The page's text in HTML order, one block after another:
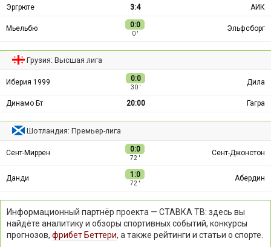
Эргрюте 3:4 АИК
Мьельбю 0:0
0 ′
Эльфсборг
Грузия: Высшая лига
Иберия 1999 0:0
30 ′
Дила
Динамо Бт 20:00 Гагра
Шотландия: Премьер-лига
Сент-Миррен 0:0
72 ′
Сент-Джонстон
Данди 1:0
72 ′
Абердин
Информационный партнёр проекта — СТАВКА ТВ: здесь вы
найдёте аналитику и обзоры спортивных событий, конкурсы
прогнозов, фрибет Беттери, а также рейтинги и статьи о спорте.